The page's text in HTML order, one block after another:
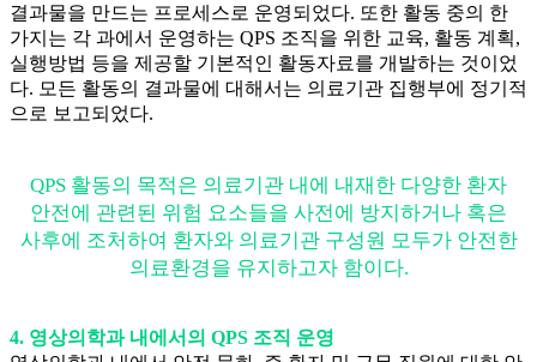
결과물을 만드는 프로세스로 운영되었다. 또한 활동 중의 한
가지는 각 과에서 운영하는 QPS 조직을 위한 교육, 활동 계획,
실행방법 등을 제공할 기본적인 활동자료를 개발하는 것이었
다. 모든 활동의 결과물에 대해서는 의료기관 집행부에 정기적
으로 보고되었다.
QPS 활동의 목적은 의료기관 내에 내재한 다양한 환자
안전에 관련된 위험 요소들을 사전에 방지하거나 혹은
사후에 조처하여 환자와 의료기관 구성원 모두가 안전한
의료환경을 유지하고자 함이다.
4. 영상의학과 내에서의 QPS 조직 운영